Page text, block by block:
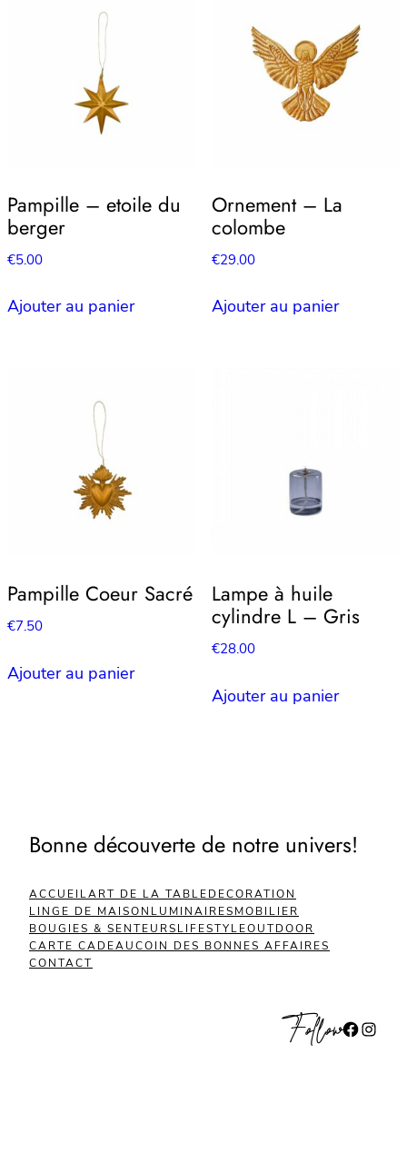
Pampille – etoile du
berger
€5.00
Ajouter au panier
Ornement – La
colombe
€29.00
Ajouter au panier
Pampille Coeur Sacré
€7.50
Ajouter au panier
Lampe à huile
cylindre L – Gris
€28.00
Ajouter au panier
Bonne découverte de notre univers!
ACCUEILART DE LA TABLEDECORATION
LINGE DE MAISON LUMINAIRESMOBILIER
BOUGIES & SENTEURSLIFESTYLEOUTDOOR
CARTE CADEAUCOIN DES BONNES AFFAIRES
CONTACT
FollowFacebook Instagram